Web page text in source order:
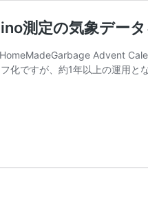
測定の気象デ
Advent
化ですが、約1年以上の運用